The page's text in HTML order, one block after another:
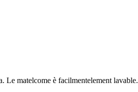
Le matelcome è facilmentelement lavable.